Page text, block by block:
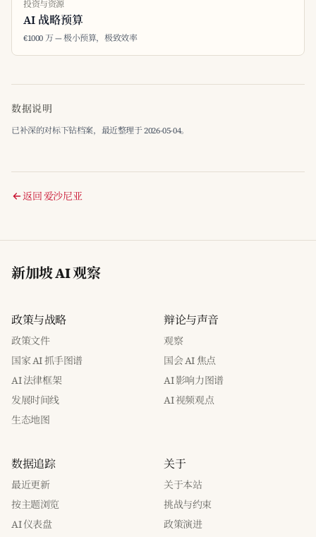
投资与资源
AI 战略预算
€1000 万 — 极小预算，极致效率
数据说明
已补深的对标下钻档案，最近整理于 2026-05-04。
返回 爱沙尼亚
新加坡 AI 观察
政策与战略
政策文件
国家 AI 抓手图谱
AI 法律框架
发展时间线
生态地图
辩论与声音
观察
国会 AI 焦点
AI 影响力图谱
AI 视频观点
数据追踪
最近更新
按主题浏览
AI 仪表盘
关于
关于本站
挑战与约束
政策演进